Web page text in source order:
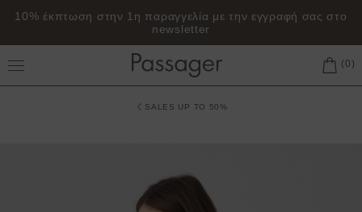
10% έκπτωση στην 1η παραγγελία με την εγγραφή σας στο
newsletter
Toggle Main Menu
SALES UP TO 50%